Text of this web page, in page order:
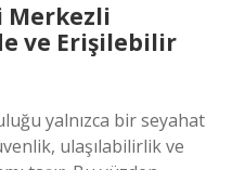
Merkezli
ve Erişilebilir
yalnızca bir seyahat
ulaşılabilirlik ve